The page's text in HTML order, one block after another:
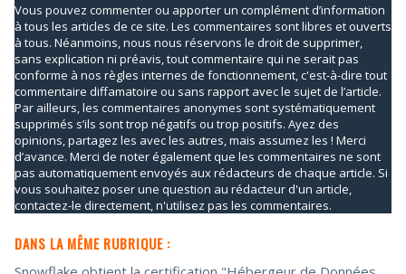
Vous pouvez commenter ou apporter un complément d’information
à tous les articles de ce site. Les commentaires sont libres et ouverts
à tous. Néanmoins, nous nous réservons le droit de supprimer,
sans explication ni préavis, tout commentaire qui ne serait pas
conforme à nos règles internes de fonctionnement, c'est-à-dire tout
commentaire diffamatoire ou sans rapport avec le sujet de l’article.
Par ailleurs, les commentaires anonymes sont systématiquement
supprimés s’ils sont trop négatifs ou trop positifs. Ayez des
opinions, partagez les avec les autres, mais assumez les ! Merci
d’avance. Merci de noter également que les commentaires ne sont
pas automatiquement envoyés aux rédacteurs de chaque article. Si
vous souhaitez poser une question au rédacteur d'un article,
contactez-le directement, n'utilisez pas les commentaires.
DANS LA MÊME RUBRIQUE :